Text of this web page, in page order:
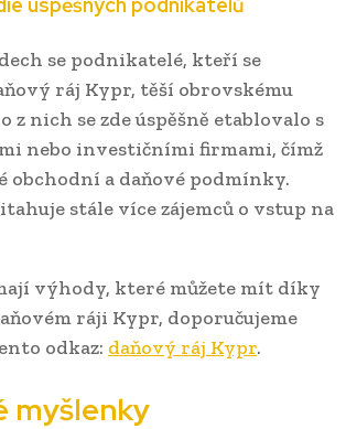
se podnikatelé, kteří se
ráj Kypr, těší obrovskému
z nich se zde úspěšně etablovalo s
nebo investičními firmami, čímž
a daňové podmínky.
stále více zájemců o vstup na
výhody, které můžete mít díky
ráji Kypr, doporučujeme
odkaz: daňový ráj Kypr.
myšlenky